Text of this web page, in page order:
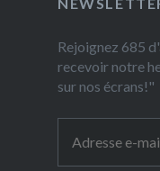
Rejoignez 685
recevoir notre
sur nos écrans!"